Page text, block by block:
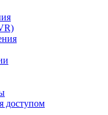
доступом